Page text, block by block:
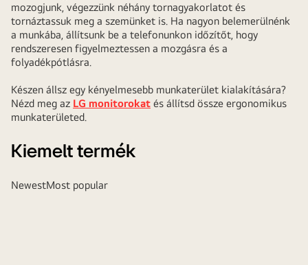
mozogjunk, végezzünk néhány tornagyakorlatot és
tornáztassuk meg a szemünket is. Ha nagyon belemerülnénk
a munkába, állítsunk be a telefonunkon időzítőt, hogy
rendszeresen figyelmeztessen a mozgásra és a
folyadékpótlásra.
Készen állsz egy kényelmesebb munkaterület kialakítására?
Nézd meg az LG monitorokat és állítsd össze ergonomikus
munkaterületed.
Kiemelt termék
NewestMost popular